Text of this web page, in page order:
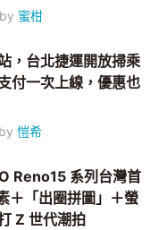
by 蜜柑
，台北捷運開放掃乘
付一次上線，優惠也
by愷希
Reno15 系列台灣首
＋「出圈拼圖」＋螢
Z 世代潮拍